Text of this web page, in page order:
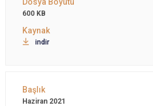
600 KB
indir
Haziran 2021